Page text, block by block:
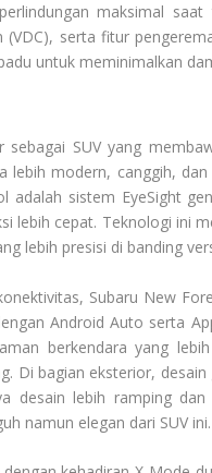
maksimal
(VDC), serta fitur
untuk meminimalkan
sebagai SUV yang
lebih modern, canggih,
adalah sistem EyeSight
lebih cepat. Teknologi ini
lebih presisi di banding
Subaru New
Android Auto serta
berkendara yang
Di bagian eksterior,
desain lebih ramping
namun elegan dari SUV ini.